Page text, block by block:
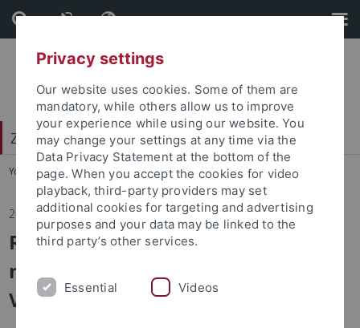
Skip
to
content
Skip
to
footer
Zentrum für Islamische Theologie (ZITh)
You are here: Startseite ... Veranstaltungsarchiv
20.09.2022
Ringvorlesung: Jüdisch-
muslimische Beziehungen in
Vergangenheit und Gegenwart
Privacy settings
Our website uses cookies. Some of them are
mandatory, while others allow us to improve
your experience while using our website. You
may change your settings at any time via the
Data Privacy Statement at the bottom of the
page. When you accept the cookies for video
playback, third-party providers may set
additional cookies for targeting and advertising
purposes and your data may be linked to the
third party’s other services.
Essential Videos